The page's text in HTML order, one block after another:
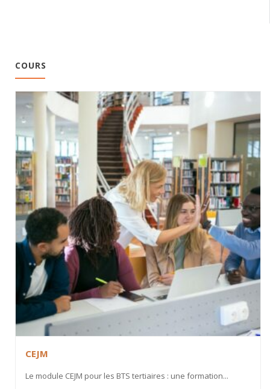
COURS
CEJM
Le module CEJM pour les BTS tertiaires : une formation...